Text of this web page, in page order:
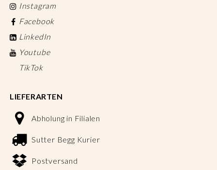
Instagram
Facebook
LinkedIn
Youtube
TikTok
LIEFERARTEN
Abholung in Filialen
Sutter Begg Kurier
Postversand